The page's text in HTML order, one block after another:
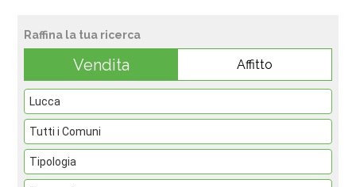
Raffina la tua ricerca
Vendita Affitto